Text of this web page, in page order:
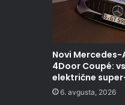
Novi Mercedes-
4Door Coupé:
električne
6. avgusta, 2026